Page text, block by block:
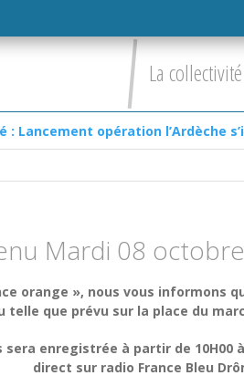
La collectivité
: Lancement opération l’Ardèche
Mardi 08
orange », nous vous informons
telle que prévu sur la place du
sera enregistrée à partir de 10H00
direct sur radio France Bleu